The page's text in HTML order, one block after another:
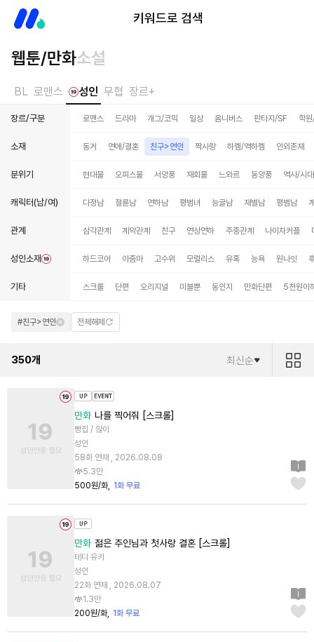
키워드로 검색
웹툰/만화소설
BL 로맨스 성인 무협 장르+
장르/구분 로맨스 드라마 개그/코믹 일상 옴니버스 판타지/SF 학
소재 동거 연애/결혼 친구>연인 짝사랑 하렘/역하렘 인외존재
분위기 현대물 오피스물 서양풍 재회물 느와르 동양풍 역사/시
캐릭터(남/여) 다정남 절륜남 연하남 평범녀 능글남 재벌남 평범남
관계 삼각관계 계약관계 친구 연상연하 주종관계 나이차커플
성인소재 하드코어 아줌마 고수위 모럴리스 유혹 능욕 원나잇
기타 스크롤 단편 오리지널 미블뿐 동인지 만화단편 5천원이
#친구>연인 전체해제
350개 최신순
만화 나를 찍어줘 [스크롤]
빵집 / 않이
성인
58화 연재 , 2026.08.08
5.3만
500원/화
1화 무료
만화 젊은 주인님과 첫사랑 결혼 [스크롤]
테디 유키
성인
22화 연재 , 2026.08.07
1.3만
200원/화
1화 무료